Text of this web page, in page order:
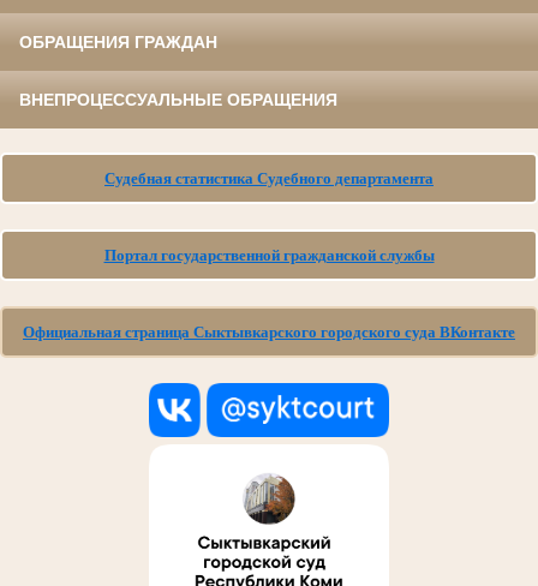
ОБРАЩЕНИЯ ГРАЖДАН
ВНЕПРОЦЕССУАЛЬНЫЕ ОБРАЩЕНИЯ
Судебная статистика Судебного департамента
Портал государственной гражданской службы
Официальная страница Сыктывкарского городского суда ВКонтакте